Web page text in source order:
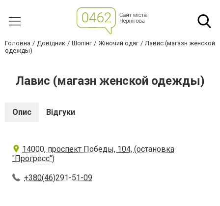
Головна Довідник Шопінг Жіночий одяг
Лавис (магазн женской
одежды)
Лавис (магазн женской одежды)
Опис Відгуки
14000, проспект Победы, 104, (остановка
"Прогресс")
+380(46)291-51-09